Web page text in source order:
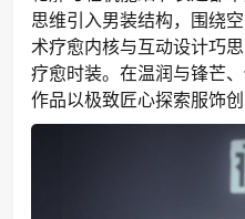
思维引入男装结构，围绕
术疗愈内核与互动设计巧
疗愈时装。在温润与锋芒
作品以极致匠心探索服饰创